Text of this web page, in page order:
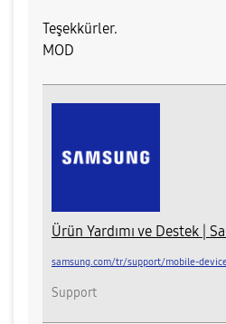
Teşekkürler.
MOD​
Ürün Yardımı ve Destek |
samsung.com/tr/support/mobile-
Support